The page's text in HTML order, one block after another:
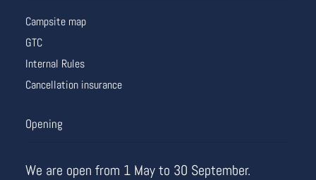
Campsite map
GTC
Internal Rules
Cancellation insurance
Opening
We are open from 1 May to 30 September.